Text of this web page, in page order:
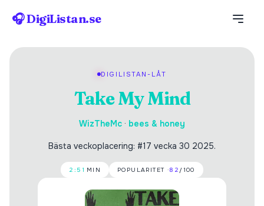
🎧 DigiListan.se
DIGILISTAN-LÅT
Take My Mind
WizTheMc · bees & honey
Bästa veckoplacering: #17 vecka 30 2025.
2:51 MIN POPULARITET ·82 /100